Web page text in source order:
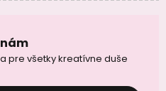
pre všetky kreatívne duše